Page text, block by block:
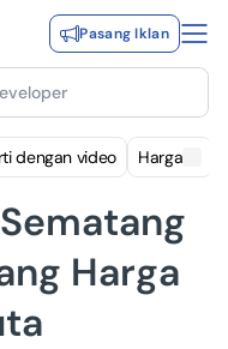
Pasang Iklan
dengan video Harga
Harga